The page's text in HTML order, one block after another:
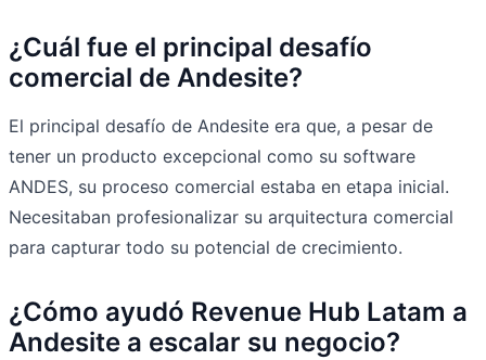
¿Cuál fue el principal desafío
comercial de Andesite?
El principal desafío de Andesite era que, a pesar de
tener un producto excepcional como su software
ANDES, su proceso comercial estaba en etapa inicial.
Necesitaban profesionalizar su arquitectura comercial
para capturar todo su potencial de crecimiento.
¿Cómo ayudó Revenue Hub Latam a
Andesite a escalar su negocio?